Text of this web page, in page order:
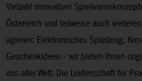
Vielzahl innovativer
Österreich und teilweise auch
agieren: Elektronisches Spielzeug,
Geschenkideen - wir bieten Ihnen
aus aller Welt. Die Leidenschaft für